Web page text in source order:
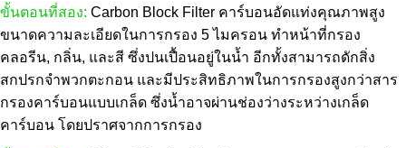
ขั้นตอนที่สอง: Carbon Block Filter คาร์บอนอัดแท่งคุณภาพสูง
ขนาดความละเอียดในการกรอง 5 ไมครอน ทำหน้าที่กรอง
คลอรีน, กลิ่น, และสี ซึ่งปนเปื้อนอยู่ในน้ำ อีกทั้งสามารถดักสิ่ง
สกปรกจำพวกตะกอน และมีประสิทธิภาพในการกรองสูงกว่าสาร
กรองคาร์บอนแบบเกล็ด ซึ่งน้ำอาจผ่านช่องว่างระหว่างเกล็ด
คาร์บอน โดยปราศจากการกรอง